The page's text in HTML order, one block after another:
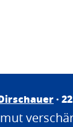
·